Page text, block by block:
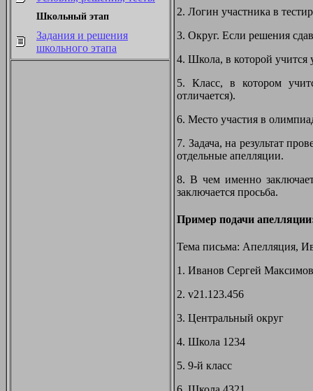
Школьный этап
Задания и решения
школьного этапа
2. Логин участника в
3. Округ. Если решения
4. Школа, в которой учится
5. Класс, в котором
отличается).
6. Место участия в
7. Задача, на результат
отдельные апелляции.
8. В чем именно
заключается просьба.
Пример подачи
Тема письма: Апелляция,
1. Иванов Сергей
2. v21.123.456
3. Центральный округ
4. Школа 1234
5. 9-й класс